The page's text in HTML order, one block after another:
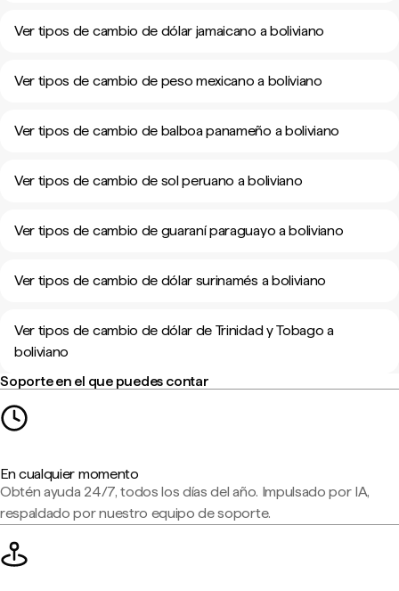
Ver tipos de cambio de dólar jamaicano a boliviano
Ver tipos de cambio de peso mexicano a boliviano
Ver tipos de cambio de balboa panameño a boliviano
Ver tipos de cambio de sol peruano a boliviano
Ver tipos de cambio de guaraní paraguayo a boliviano
Ver tipos de cambio de dólar surinamés a boliviano
Ver tipos de cambio de dólar de Trinidad y Tobago a
boliviano
Soporte en el que puedes contar
En cualquier momento
Obtén ayuda 24/7, todos los días del año. Impulsado por IA,
respaldado por nuestro equipo de soporte.